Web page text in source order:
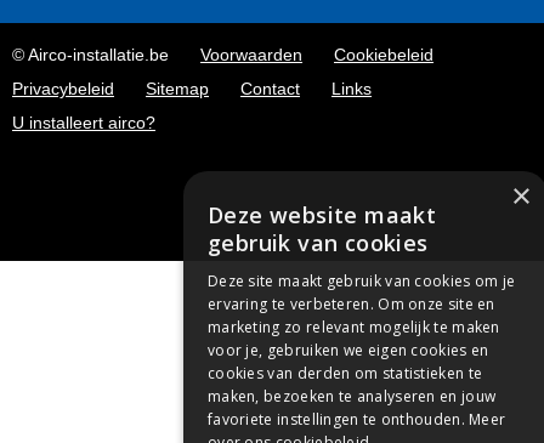
© Airco-installatie.be Voorwaarden
Cookiebeleid
Privacybeleid
Sitemap Contact
Links
U installeert airco?
×
Deze website maakt
gebruik van cookies
Deze site maakt gebruik van cookies om je
ervaring te verbeteren. Om onze site en
marketing zo relevant mogelijk te maken
voor je, gebruiken we eigen cookies en
cookies van derden om statistieken te
maken, bezoeken te analyseren en jouw
favoriete instellingen te onthouden. Meer